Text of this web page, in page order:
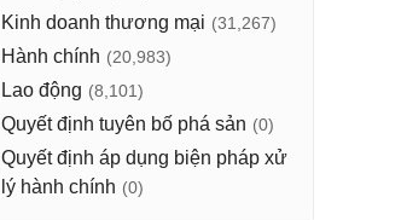
Kinh doanh thương mại (31,267)
Hành chính (20,983)
Lao động (8,101)
Quyết định tuyên bố phá sản (0)
Quyết định áp dụng biện pháp xử
lý hành chính (0)